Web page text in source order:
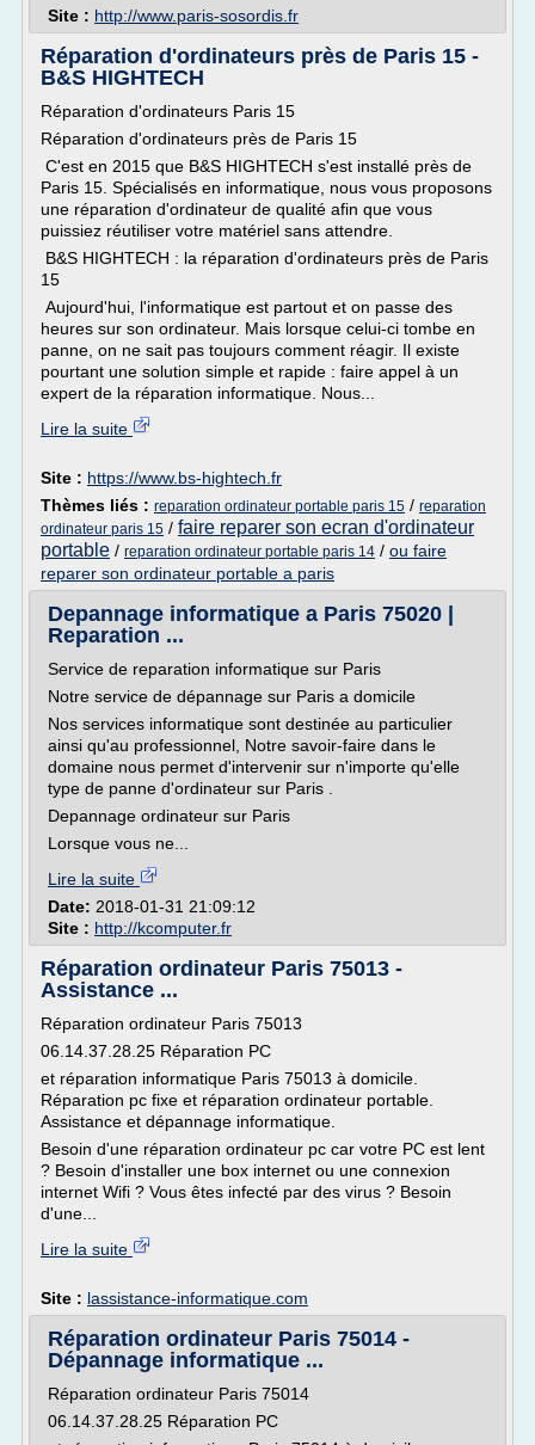
Site : http://www.paris-sosordis.fr
Réparation d'ordinateurs près de Paris 15 -
B&S HIGHTECH
Réparation d'ordinateurs Paris 15
Réparation d'ordinateurs près de Paris 15
C'est en 2015 que B&S HIGHTECH s'est installé près de
Paris 15. Spécialisés en informatique, nous vous proposons
une réparation d'ordinateur de qualité afin que vous
puissiez réutiliser votre matériel sans attendre.
B&S HIGHTECH : la réparation d'ordinateurs près de Paris
15
Aujourd'hui, l'informatique est partout et on passe des
heures sur son ordinateur. Mais lorsque celui-ci tombe en
panne, on ne sait pas toujours comment réagir. Il existe
pourtant une solution simple et rapide : faire appel à un
expert de la réparation informatique. Nous...
Lire la suite
Site : https://www.bs-hightech.fr
Thèmes liés : reparation ordinateur portable paris 15 / reparation
ordinateur paris 15 / faire reparer son ecran d'ordinateur
portable / reparation ordinateur portable paris 14 / ou faire
reparer son ordinateur portable a paris
Depannage informatique a Paris 75020 |
Reparation ...
Service de reparation informatique sur Paris
Notre service de dépannage sur Paris a domicile
Nos services informatique sont destinée au particulier
ainsi qu'au professionnel, Notre savoir-faire dans le
domaine nous permet d'intervenir sur n'importe qu'elle
type de panne d'ordinateur sur Paris .
Depannage ordinateur sur Paris
Lorsque vous ne...
Lire la suite
Date: 2018-01-31 21:09:12
Site : http://kcomputer.fr
Réparation ordinateur Paris 75013 -
Assistance ...
Réparation ordinateur Paris 75013
06.14.37.28.25 Réparation PC
et réparation informatique Paris 75013 à domicile.
Réparation pc fixe et réparation ordinateur portable.
Assistance et dépannage informatique.
Besoin d'une réparation ordinateur pc car votre PC est lent
? Besoin d'installer une box internet ou une connexion
internet Wifi ? Vous êtes infecté par des virus ? Besoin
d'une...
Lire la suite
Site : lassistance-informatique.com
Réparation ordinateur Paris 75014 -
Dépannage informatique ...
Réparation ordinateur Paris 75014
06.14.37.28.25 Réparation PC